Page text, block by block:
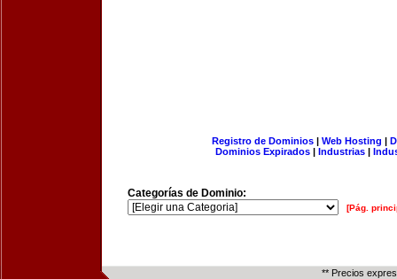
Registro de Dominios| Web Hosting |
Dominios Expirados | Industrias |
Categorías de Dominio:
[Pág.
** Precios